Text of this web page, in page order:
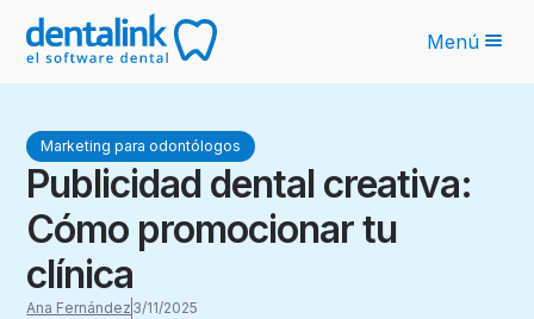
Novedades IA
Planes
Sobre nosotros
Blog
Menú
Marketing para odontólogos
Publicidad dental creativa:
Cómo promocionar tu
clínica
Ana Fernández 3/11/2025